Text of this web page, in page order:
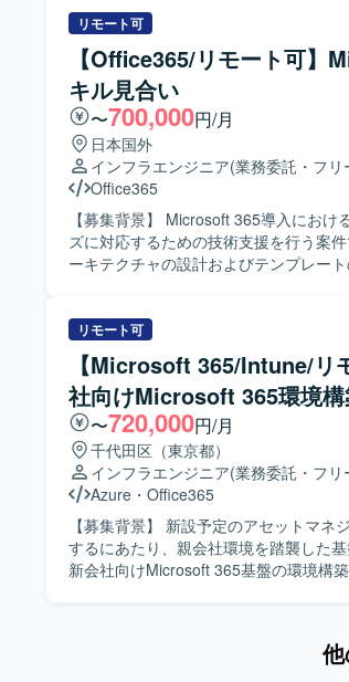
Manager、AddressLook Onlineなどを利
Microsoft Purview Information
OneDrive、Exchange Online、
築、運用保守までを一貫して対応いた
についても、調査、検討、検証プロセスに主体
自律的に業務を遂行し、新しい技術や
ています。特定の分野に限定されず、
だける方が望ましいです。 【ポジションの魅力】 Microsoft 365およびMicrosoft Entraを中心と
した最新のクラウドサービス全般に幅
拡張や新サービス導入の検討・検証を
携わることができ、自律性を重んじる環
環境】 Microsoft 365サービス全般、
Protection、Intune、Vivaエンゲージ（
リモート可
【Office365/リモート可】
キル見合い
〜700,000円/月
日本国外
インフラエンジニア(業務委託・フリ
Office365
【募集背景】 Microsoft 365導入にお
ズに対応するための技術支援を行う案件です。 【作業内容】 Microsoft 365導入に
ーキテクチャの設計およびテンプレー
の作成や、Purview（DLP・保持・監
離環境との整合設計、監査ログおよび
カウント・権限管理モデル設計、
用ガイドライン整備を行います。 プリ
案・案件支援にも携わっていただきます。 【求める人物像】 課題の背景や要件を正しく
し、主体的に解決策を検討して顧客へ
ます。 新しい技術を積極的に学び、自
ちにならずに自ら作業を見つけてプロ
に応じてメンバーへ相談することで不明点を放置
力】 Microsoft 365の標準アーキテク
工程から携わることができ、エンター
ットワークとインターネット接続環境
ID、条件付きアクセス、MFA、
リモート可
【Microsoft 365/Intune/リ
社向けMicrosoft 365環境構
〜720,000円/月
千代田区（東京都）
インフラエンジニア(業務委託・フリ
Azure ・ Office365
【募集背景】 新設予定のアセットマ
するにあたり、親会社環境を踏襲した基盤構
新会社向けMicrosoft 365基盤の環境構
ィサービスとしてMicrosoft Defender